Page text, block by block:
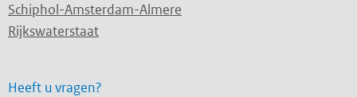
Schiphol-Amsterdam-Almere
Rijkswaterstaat
Heeft u vragen?